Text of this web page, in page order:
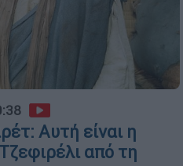
Αυτή είναι η
από τη